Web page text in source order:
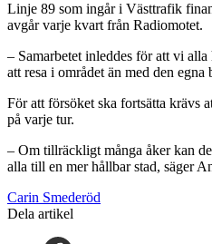
Linje 89 som ingår i Västtrafik
avgår varje kvart från Radiomotet.
– Samarbetet inleddes för att vi
att resa i området än med den
För att försöket ska fortsätta krävs
på varje tur.
– Om tillräckligt många åker kan
alla till en mer hållbar stad, säger
Carin Smederöd
Dela artikel